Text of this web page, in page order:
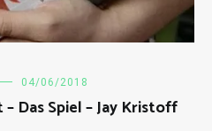
04/06/2018
Das Spiel – Jay Kristoff